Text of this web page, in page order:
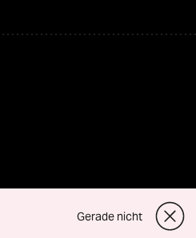
Gerade nicht